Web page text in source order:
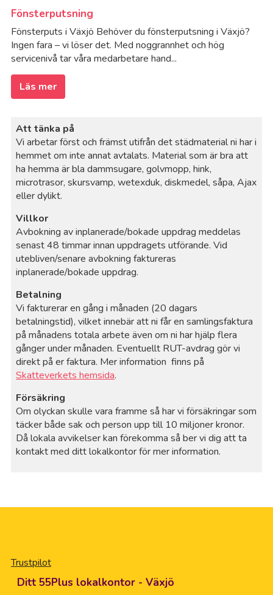
Fönsterputsning
Fönsterputs i Växjö Behöver du fönsterputsning i Växjö?
Ingen fara – vi löser det. Med noggrannhet och hög
servicenivå tar våra medarbetare hand...
Läs mer
Att tänka på
Vi arbetar först och främst utifrån det städmaterial ni har i
hemmet om inte annat avtalats. Material som är bra att
ha hemma är bla dammsugare, golvmopp, hink,
microtrasor, skursvamp, wetexduk, diskmedel, såpa, Ajax
eller dylikt.
Villkor
Avbokning av inplanerade/bokade uppdrag meddelas
senast 48 timmar innan uppdragets utförande. Vid
utebliven/senare avbokning faktureras
inplanerade/bokade uppdrag.
Betalning
Vi fakturerar en gång i månaden (20 dagars
betalningstid), vilket innebär att ni får en samlingsfaktura
på månadens totala arbete även om ni har hjälp flera
gånger under månaden. Eventuellt RUT-avdrag gör vi
direkt på er faktura. Mer information finns på
Skatteverkets hemsida.
Försäkring
Om olyckan skulle vara framme så har vi försäkringar som
täcker både sak och person upp till 10 miljoner kronor.
Då lokala avvikelser kan förekomma så ber vi dig att ta
kontakt med ditt lokalkontor för mer information.
Trustpilot
Ditt 55Plus lokalkontor - Växjö